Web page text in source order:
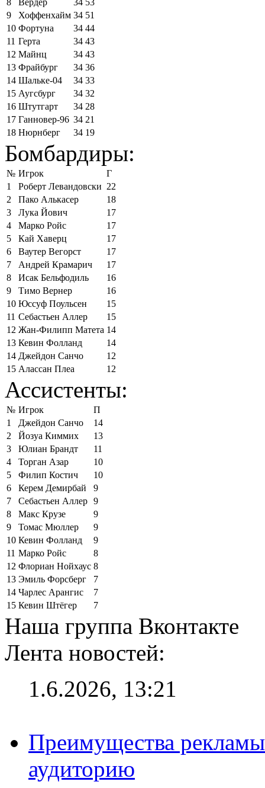
9
Хоффенхайм 34 51
10 Фортуна 34 44
11 Герта 34 43
12 Майнц 34 43
13 Фрайбург 34 36
14 Шальке-04 34 33
15 Аугсбург 34 32
16 Штутгарт 34 28
17 Ганновер-96 34 21
18 Нюрнберг 34 19
Бомбардиры:
№ Игрок
Г
1
Роберт Левандовски 22
2
Пако Алькасер
18
3
Лука Йович
17
4
Марко Ройс
17
5
Кай Хаверц
17
6
Ваутер Вегорст
17
7
Андрей Крамарич
17
8
Исак Бельфодиль
16
9
Тимо Вернер
16
10 Юссуф Поульсен
15
11 Себастьен Аллер
15
12 Жан-Филипп Матета 14
13 Кевин Фолланд
14
14 Джейдон Санчо
12
15 Алассан Плеа 12
Ассистенты:
№ Игрок
П
1
Джейдон Санчо
14
2
Йозуа Киммих
13
3
Юлиан Брандт
11
4
Торган Азар
10
5
Филип Костич
10
6
Керем Демирбай
9
7
Себастьен Аллер 9
8
Макс Крузе
9
9
Томас Мюллер
9
10 Кевин Фолланд
9
11 Марко Ройс
8
12 Флориан Нойхаус 8
13 Эмиль Форсберг
7
14 Чарлес Арангис
7
15 Кевин Штёгер 7
Наша группа Вконтакте
Лента новостей:
1.6.2026, 13:21
Преимущества
аудиторию